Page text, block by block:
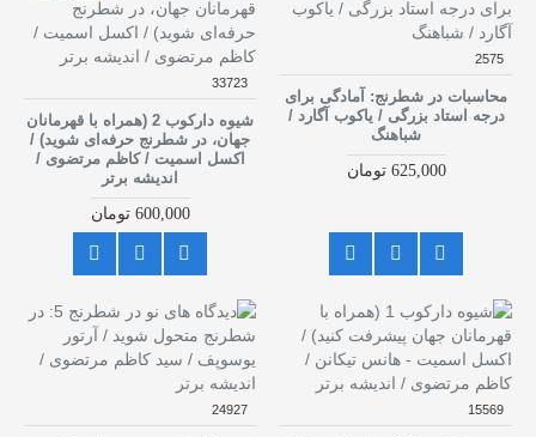
2575
محاسبات در شطرنج: آمادگی برای
درجه استاد بزرگی / یاکوب آگارد /
شباهنگ
625,000 تومان
33723
شیوه دارکوب 2 (همراه با قهرمانان
جهان، در شطرنج حرفه‌ای شوید) /
اکسل اسمیت / کاظم مرتضوی /
اندیشه برتر
600,000 تومان
15569
24927